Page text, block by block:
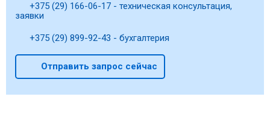
+375 (29) 166-06-17 - техническая консультация,
заявки
+375 (29) 899-92-43 - бухгалтерия
Отправить запрос сейчас